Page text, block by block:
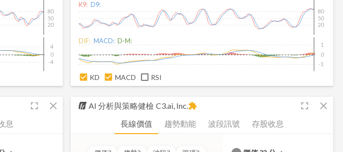
20
50
80
-4
0
4
K9: D9:
20
50
80
DIF: MACD: D-M:
-1
0
1
KD MACD RSI
fullscreen close
息
AI 分析與策略健檢 C3.ai, Inc. fullscreen close
extension
長線價值 趨勢動能 波段訊號 存股收息